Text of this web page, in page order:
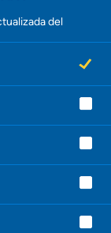
del